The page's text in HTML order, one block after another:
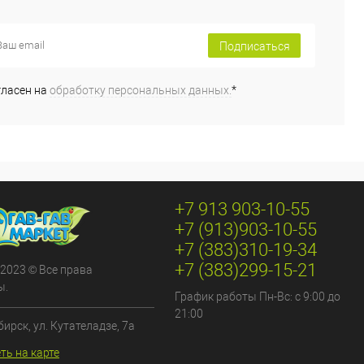
Подписаться
на обработку персональных данных. *
© Все права
ул. Кутателадзе, 7а
на карте
+7 913 903-10-55
+7 (913)903-10-55
+7 (383)310-19-34
+7 (383)299-15-21
График работы Пн-Вс: с 9:00 до
21:00